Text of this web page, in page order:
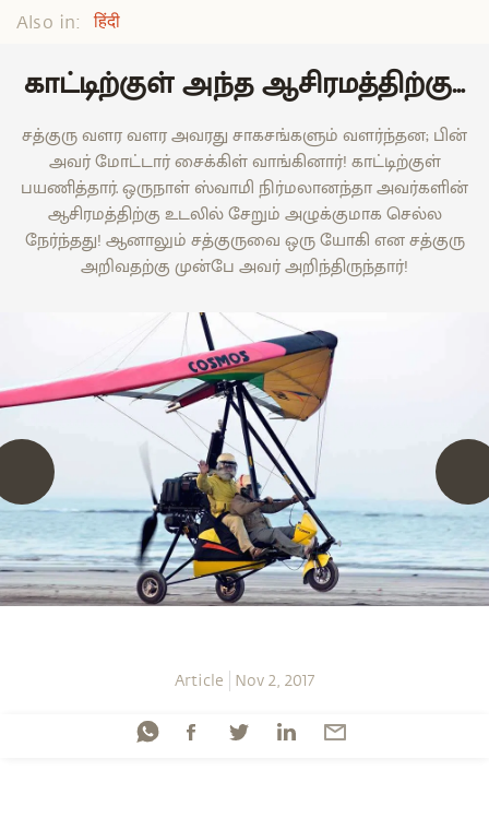
Also in: हिंदी
காட்டிற்குள் அந்த ஆசிரமத்திற்கு…
சத்குரு வளர வளர அவரது சாகசங்களும் வளர்ந்தன; பின்
அவர் மோட்டார் சைக்கிள் வாங்கினார்! காட்டிற்குள்
பயணித்தார். ஒருநாள் ஸ்வாமி நிர்மலானந்தா அவர்களின்
ஆசிரமத்திற்கு உடலில் சேறும் அழுக்குமாக செல்ல
நேர்ந்தது! ஆனாலும் சத்குருவை ஒரு யோகி என சத்குரு
அறிவதற்கு முன்பே அவர் அறிந்திருந்தார்!
Article Nov 2, 2017